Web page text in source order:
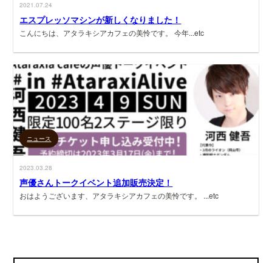
2021.07.24
エスプレッソマシンが新しくなりました！
こんにちは、アタラキシアカフェの美怜です。 今年...etc
ニュース
2023.03.28
声優さんトークイベント追加販売決定！
おはようございます、アタラキシアカフェの美怜です。 ...etc